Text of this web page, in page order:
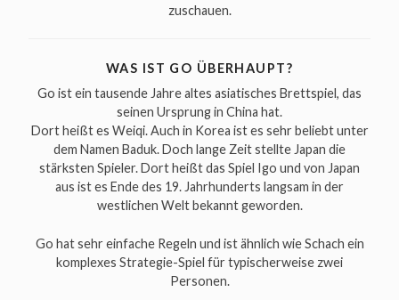
zuschauen.
WAS IST GO ÜBERHAUPT?
Go ist ein tausende Jahre altes asiatisches Brettspiel, das
seinen Ursprung in China hat.
Dort heißt es Weiqi. Auch in Korea ist es sehr beliebt unter
dem Namen Baduk. Doch lange Zeit stellte Japan die
stärksten Spieler. Dort heißt das Spiel Igo und von Japan
aus ist es Ende des 19. Jahrhunderts langsam in der
westlichen Welt bekannt geworden.
Go hat sehr einfache Regeln und ist ähnlich wie Schach ein
komplexes Strategie-Spiel für typischerweise zwei
Personen.